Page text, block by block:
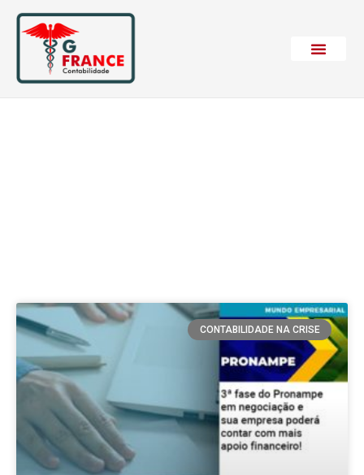
CONTABILIDADE NA CRISE